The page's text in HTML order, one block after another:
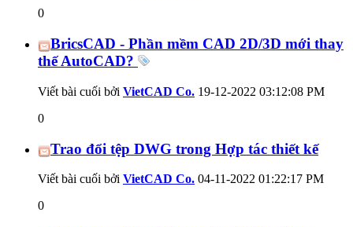
0
BricsCAD - Phần mềm CAD 2D/3D mới thay
thế AutoCAD?
Viết bài cuối bởi VietCAD Co. 19-12-2022 03:12:08 PM
0
Trao đổi tệp DWG trong Hợp tác thiết kế
Viết bài cuối bởi VietCAD Co. 04-11-2022 01:22:17 PM
0